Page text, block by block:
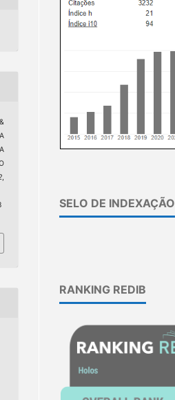
SELO DE INDEXAÇÃO
RANKING REDIB